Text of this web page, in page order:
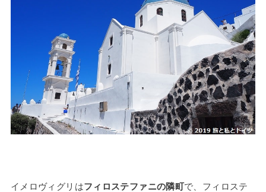
イメロヴィグリはフィロステファニの隣町で、フィロステ